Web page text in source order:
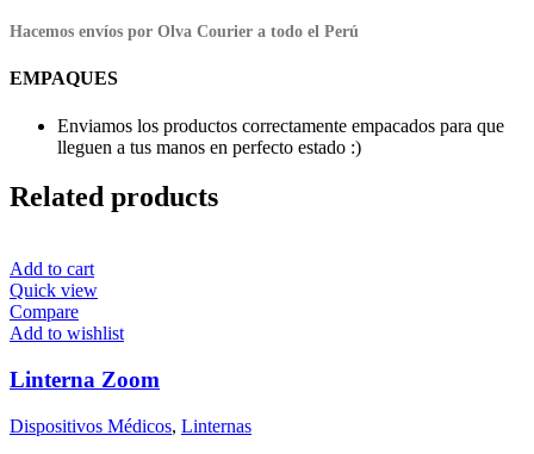
Hacemos envíos por Olva Courier a todo el Perú
EMPAQUES
Enviamos los productos correctamente empacados para que
lleguen a tus manos en perfecto estado :)
Related products
Add to cart
Quick view
Compare
Add to wishlist
Linterna Zoom
Dispositivos Médicos, Linternas